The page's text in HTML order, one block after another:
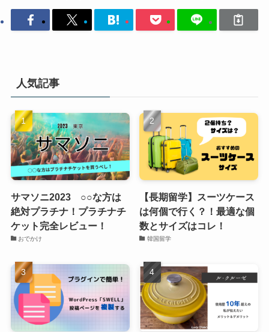
人気記事
サマソニ2023 ○○な方は
絶対プラチナ！プラチナチ
ケット完全レビュー！
おでかけ
【長期留学】スーツケース
は何個で行く？！最適な個
数とサイズはコレ！
韓国留学